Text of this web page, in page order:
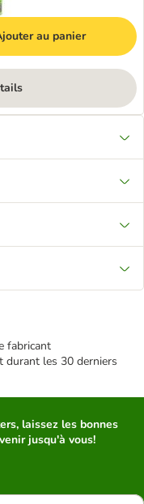
au panier
fabricant
durant les 30 derniers
laissez les bonnes
jusqu'à vous!